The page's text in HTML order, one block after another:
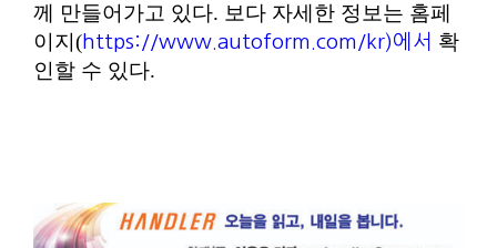
께 만들어가고 있다. 보다 자세한 정보는 홈페
이지(https://www.autoform.com/kr)에서 확
인할 수 있다.